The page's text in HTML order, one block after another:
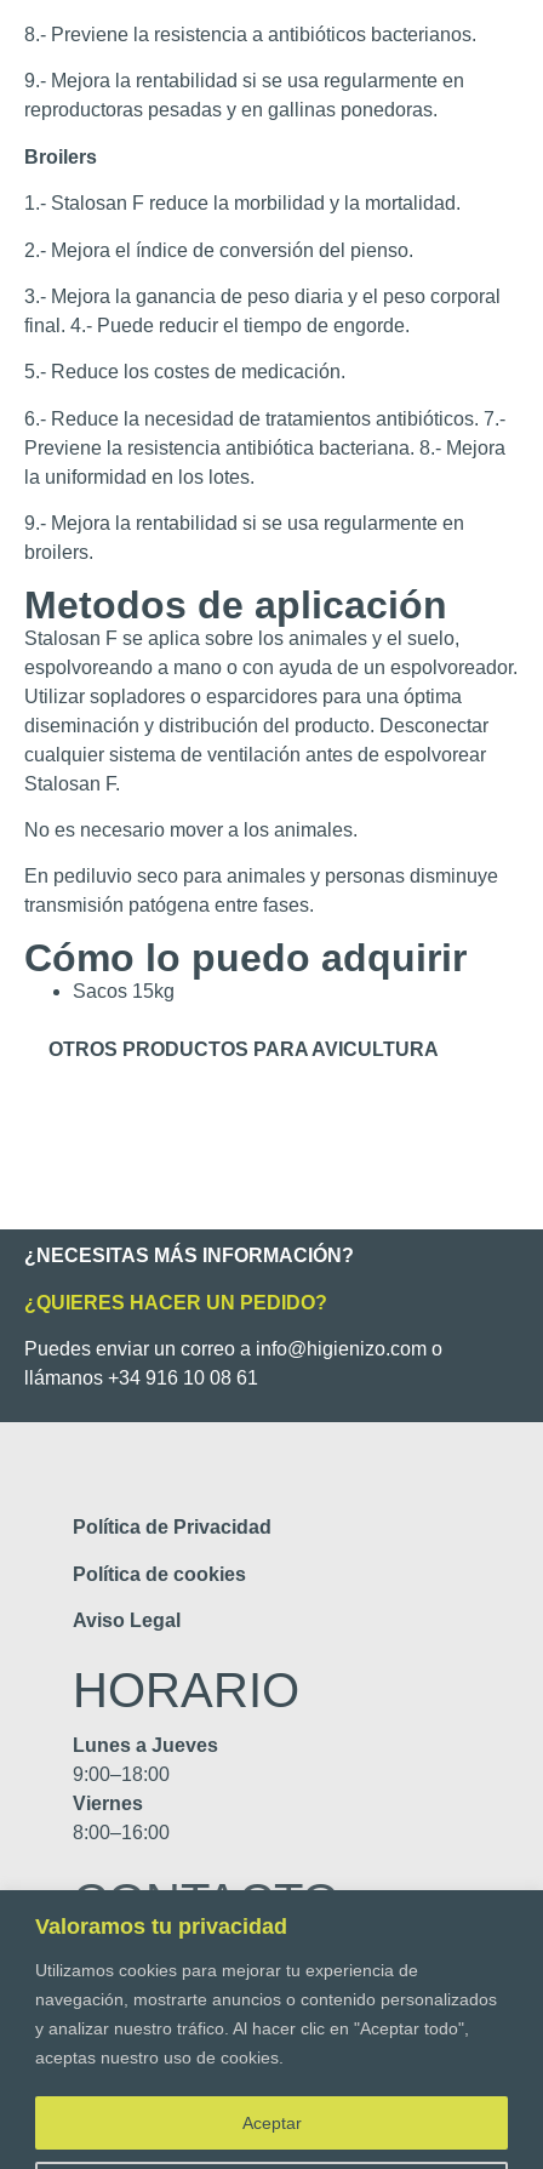
Valoramos tu privacidad
Utilizamos cookies para mejorar tu experiencia de
navegación, mostrarte anuncios o contenido personalizados
y analizar nuestro tráfico. Al hacer clic en "Aceptar todo",
aceptas nuestro uso de cookies.
Aceptar
8.- Previene la resistencia a antibióticos bacterianos.
9.- Mejora la rentabilidad si se usa regularmente en
reproductoras pesadas y en gallinas ponedoras.
Broilers
1.- Stalosan F reduce la morbilidad y la mortalidad.
2.- Mejora el índice de conversión del pienso.
3.- Mejora la ganancia de peso diaria y el peso corporal
final. 4.- Puede reducir el tiempo de engorde.
5.- Reduce los costes de medicación.
6.- Reduce la necesidad de tratamientos antibióticos. 7.-
Previene la resistencia antibiótica bacteriana. 8.- Mejora
la uniformidad en los lotes.
9.- Mejora la rentabilidad si se usa regularmente en
broilers.
Metodos de aplicación
Stalosan F se aplica sobre los animales y el suelo,
espolvoreando a mano o con ayuda de un espolvoreador.
Utilizar sopladores o esparcidores para una óptima
diseminación y distribución del producto. Desconectar
cualquier sistema de ventilación antes de espolvorear
Stalosan F.
No es necesario mover a los animales.
En pediluvio seco para animales y personas disminuye
transmisión patógena entre fases.
Cómo lo puedo adquirir
Sacos 15kg
OTROS PRODUCTOS PARA AVICULTURA
¿NECESITAS MÁS INFORMACIÓN?
¿QUIERES HACER UN PEDIDO?
Puedes enviar un correo a info@higienizo.com o
llámanos +34 916 10 08 61
Política de Privacidad
Política de cookies
Aviso Legal
HORARIO
Lunes a Jueves
9:00–18:00
Viernes
8:00–16:00
CONTACTO
info@higienizo.com
C/Galileo y Galilei, 118, Arroyomolinos,